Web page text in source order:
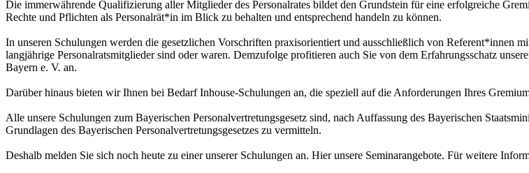
Die immerwährende Qualifizierung aller Mitglieder des Personalrates bildet den Grundstein für eine erfolgreiche
Rechte und Pflichten als Personalrät*in im Blick zu behalten und entsprechend handeln zu können.
In unseren Schulungen werden die gesetzlichen Vorschriften praxisorientiert und ausschließlich von Referent*innen
langjährige Personalratsmitglieder sind oder waren. Demzufolge profitieren auch Sie von dem Erfahrungsschatz
Bayern e. V. an.
Darüber hinaus bieten wir Ihnen bei Bedarf Inhouse-Schulungen an, die speziell auf die Anforderungen Ihres
Alle unsere Schulungen zum Bayerischen Personalvertretungsgesetz sind, nach Auffassung des Bayerischen
Grundlagen des Bayerischen Personalvertretungsgesetzes zu vermitteln.
Deshalb melden Sie sich noch heute zu einer unserer Schulungen an. Hier unsere Seminarangebote. Für weitere